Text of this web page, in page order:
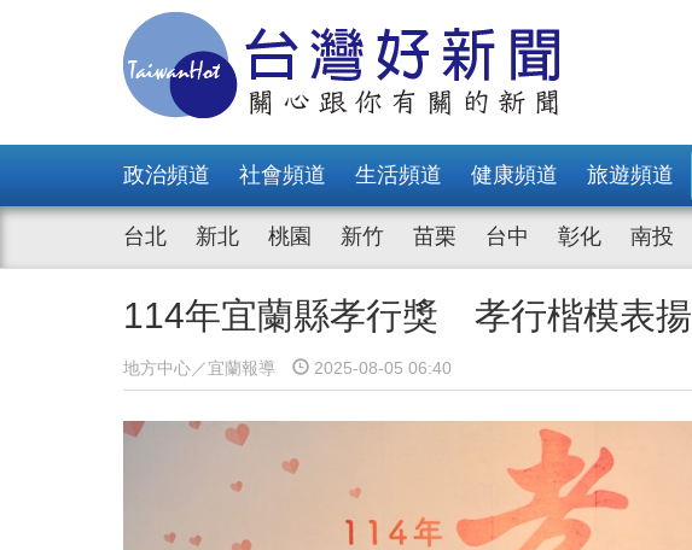
政治頻道 社會頻道 生活頻道 健康頻道 旅遊頻道
台北 新北 桃園 新竹 苗栗 台中 彰化 南投
114年宜蘭縣孝行獎 孝行楷模表揚
地方中心／宜蘭報導 2025-08-05 06:40